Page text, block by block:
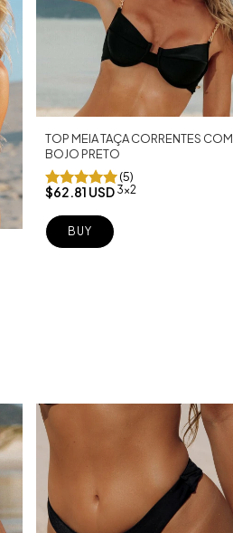
TOP MEIA TAÇA CORRENTES COM
BOJO PRETO
(5)
$62.81 USD 3x2
BUY